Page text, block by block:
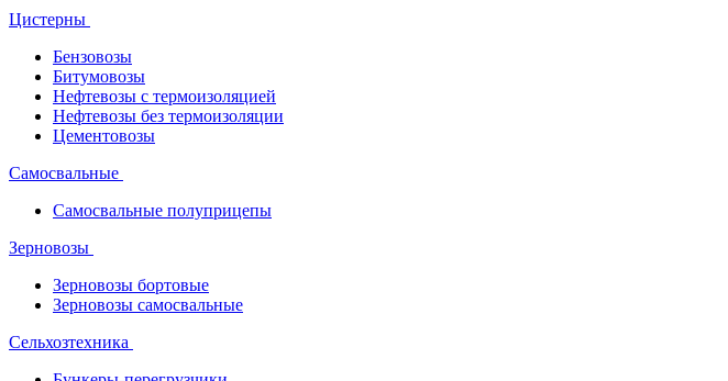
Цистерны
Бензовозы
Битумовозы
Нефтевозы с термоизоляцией
Нефтевозы без термоизоляции
Цементовозы
Самосвальные
Самосвальные полуприцепы
Зерновозы
Зерновозы бортовые
Зерновозы самосвальные
Сельхозтехника